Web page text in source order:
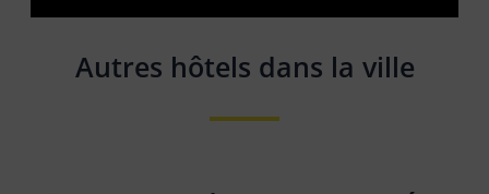
Autres hôtels dans la ville